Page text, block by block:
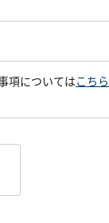
項についてはこちら